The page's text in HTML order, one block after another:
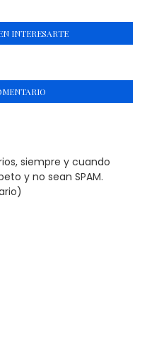
INTERESARTE
siempre y cuando
y no sean SPAM.